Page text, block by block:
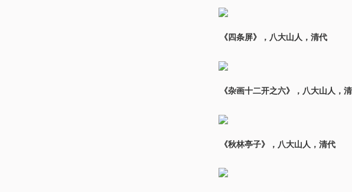
《四条屏》，八大山人，清代
《杂画十二开之六》，八大山人，
《秋林亭子》，八大山人，清代